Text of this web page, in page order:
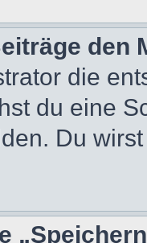
den
die
du eine
Du